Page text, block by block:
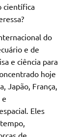
científica
do
e de
e ciência para
hoje
Japão, França,
e
Eles